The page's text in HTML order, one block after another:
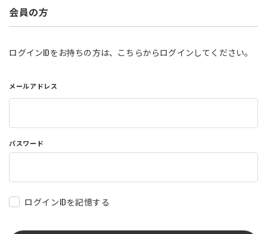
ナップスメンバーズ
店舗を探す
コーポレートサイト
利用規約
商品レビュー利用規約
プライバシーポリシー
会員の方
ログインIDをお持ちの方は、こちらからログインしてください。
メールアドレス
パスワード
ログインIDを記憶する